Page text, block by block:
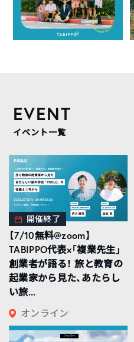
EVENT
イベント一覧
開催終了
【7/10無料@zoom】
TABIPPO代表×「複業先生」
創業者が語る！ 旅と教育の
起業家から見た、あたらし
い旅...
オンライン